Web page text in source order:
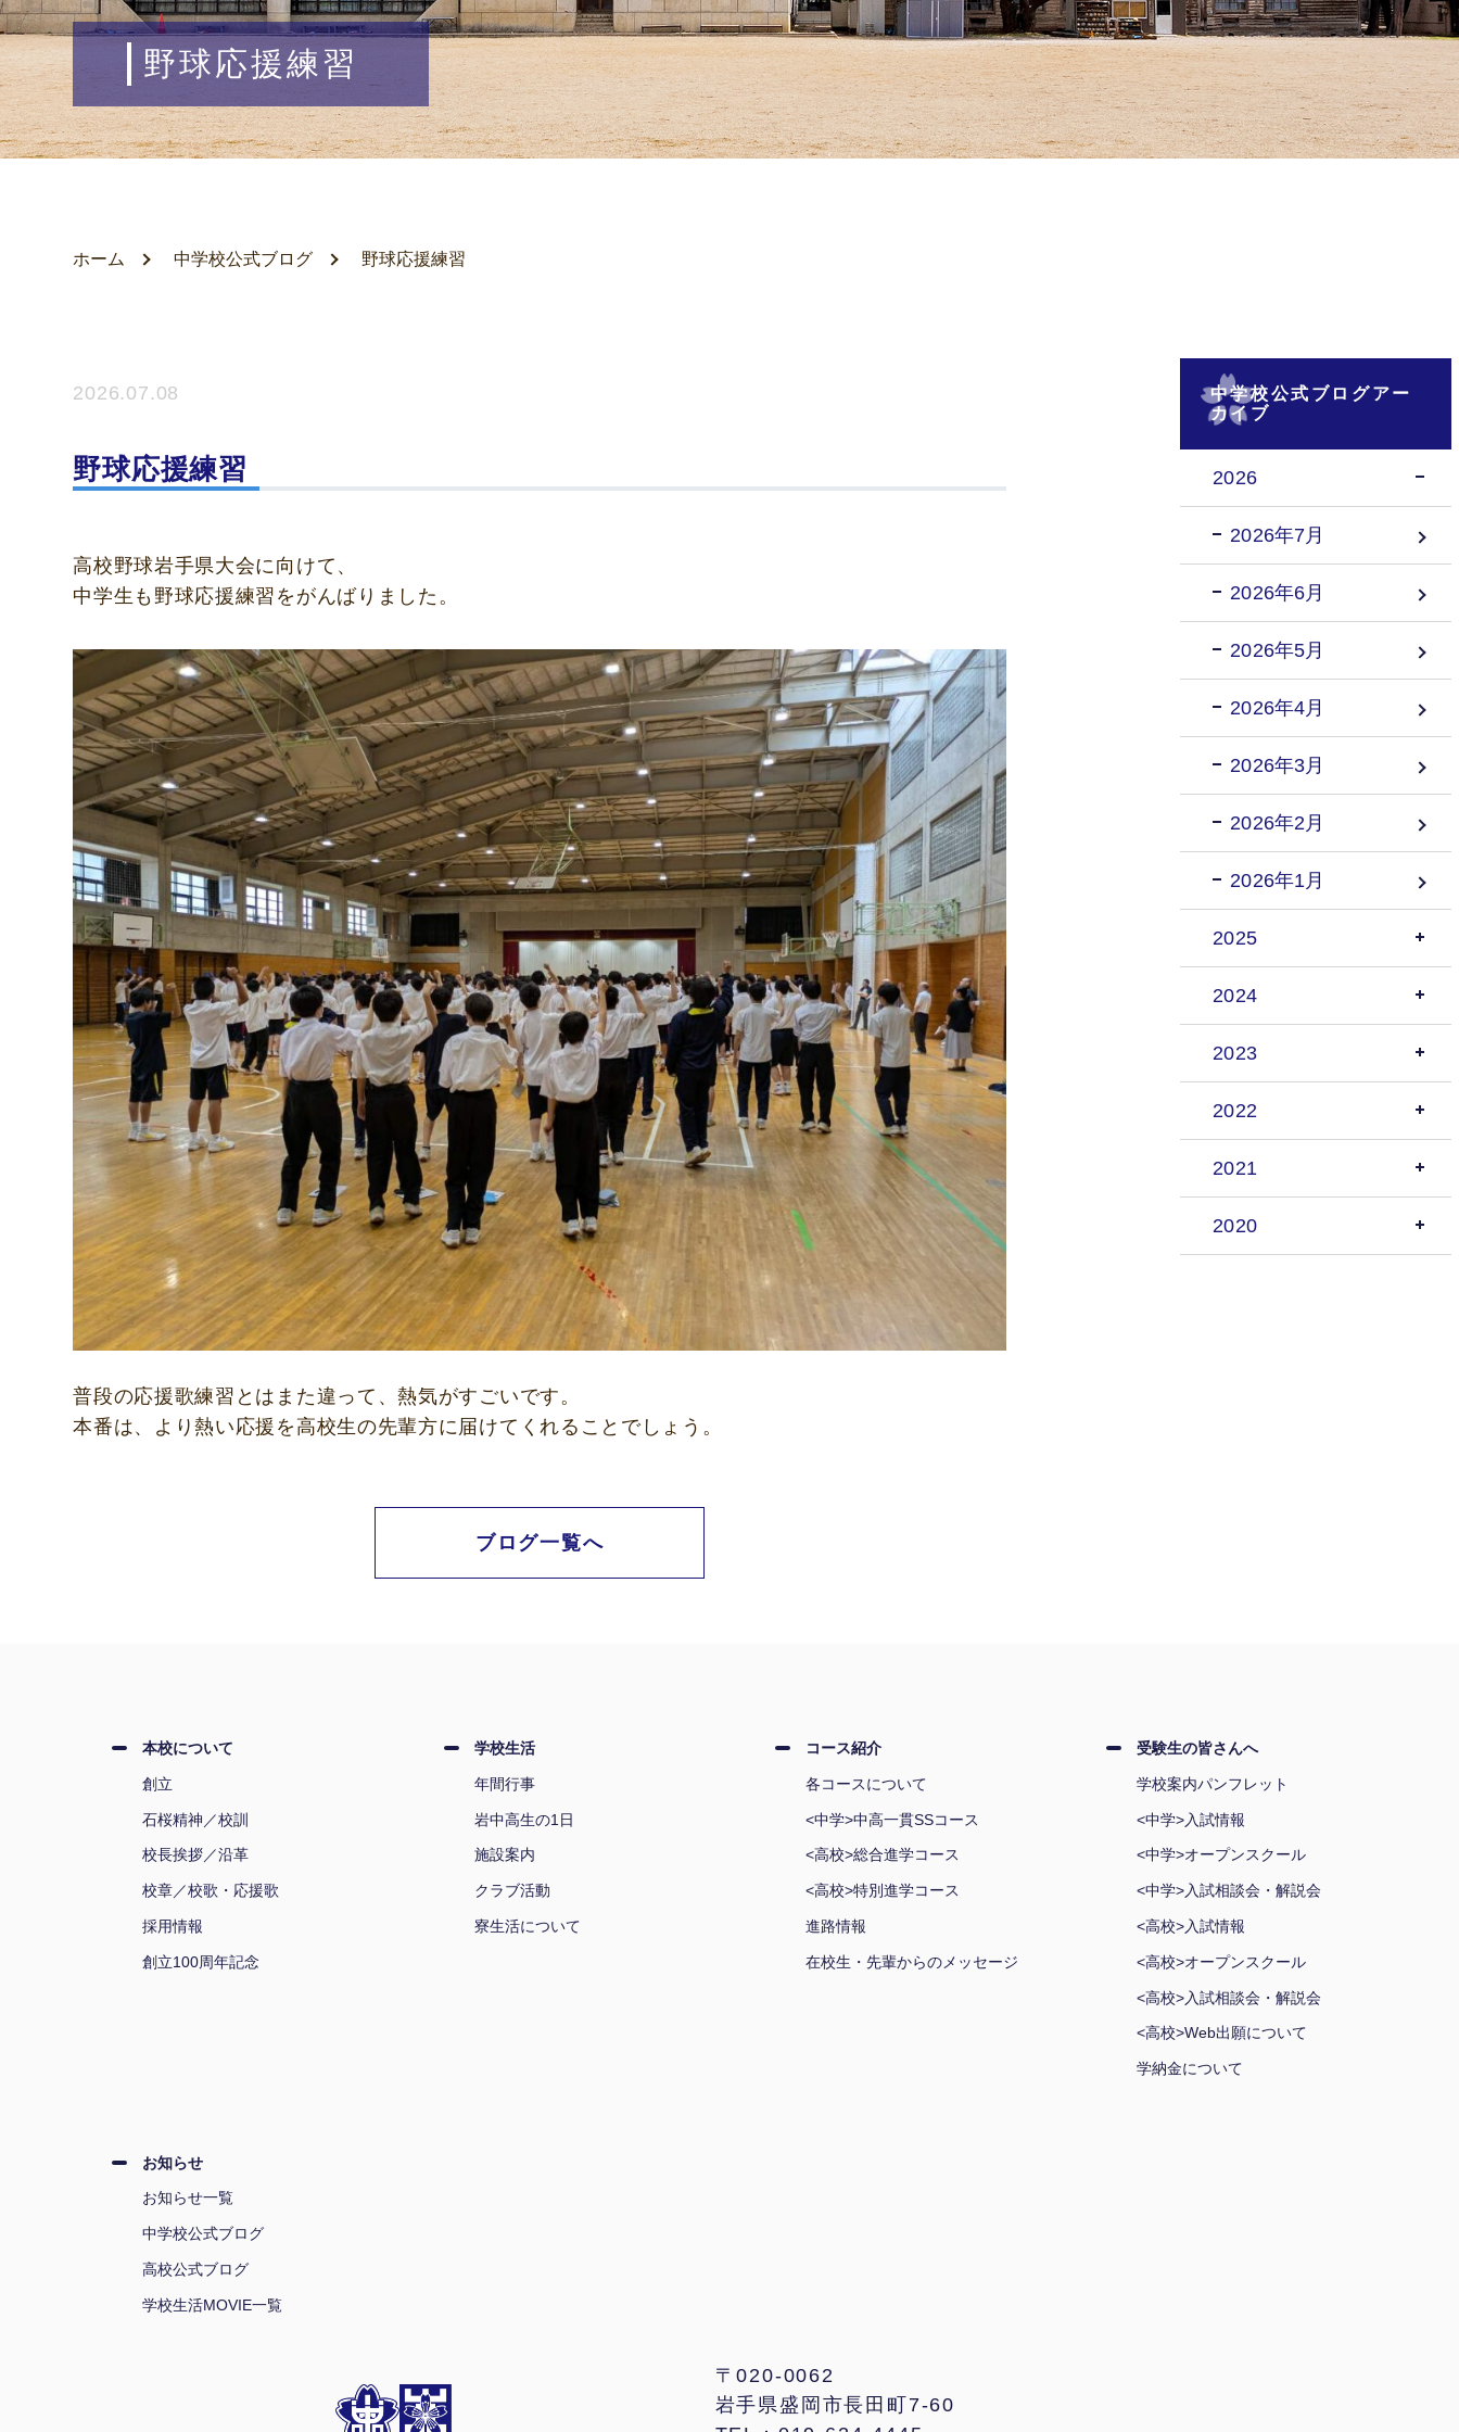
野球応援練習
ホーム 中学校公式ブログ 野球応援練習
2026.07.08
野球応援練習
高校野球岩手県大会に向けて、
中学生も野球応援練習をがんばりました。
普段の応援歌練習とはまた違って、熱気がすごいです。
本番は、より熱い応援を高校生の先輩方に届けてくれることでしょう。
ブログ一覧へ
中学校公式ブログアー
カイブ
2026
2026年7月
2026年6月
2026年5月
2026年4月
2026年3月
2026年2月
2026年1月
2025
2024
2023
2022
2021
2020
〒020-0062
岩手県盛岡市長田町7-60
本校について
創立
石桜精神／校訓
校長挨拶／沿革
校章／校歌・応援歌
採用情報
創立100周年記念
学校生活
年間行事
岩中高生の1日
施設案内
クラブ活動
寮生活について
コース紹介
各コースについて
<中学>中高一貫SSコース
<高校>総合進学コース
<高校>特別進学コース
進路情報
在校生・先輩からのメッセージ
受験生の皆さんへ
学校案内パンフレット
<中学>入試情報
<中学>オープンスクール
<中学>入試相談会・解説会
<高校>入試情報
<高校>オープンスクール
<高校>入試相談会・解説会
<高校>Web出願について
学納金について
お知らせ
お知らせ一覧
中学校公式ブログ
高校公式ブログ
学校生活MOVIE一覧